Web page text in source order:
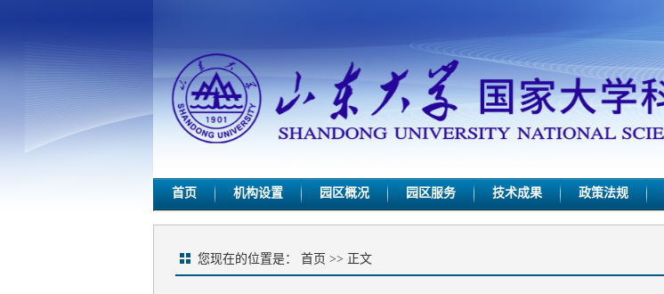
首页 机构设置 园区概况 园区服务 技术成果 政策法规
您现在的位置是： 首页 >> 正文